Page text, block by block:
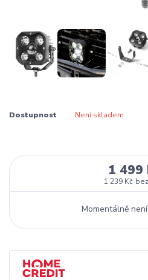
Dostupnost Není skladem
1 499
1 239 Kč
Momentálně